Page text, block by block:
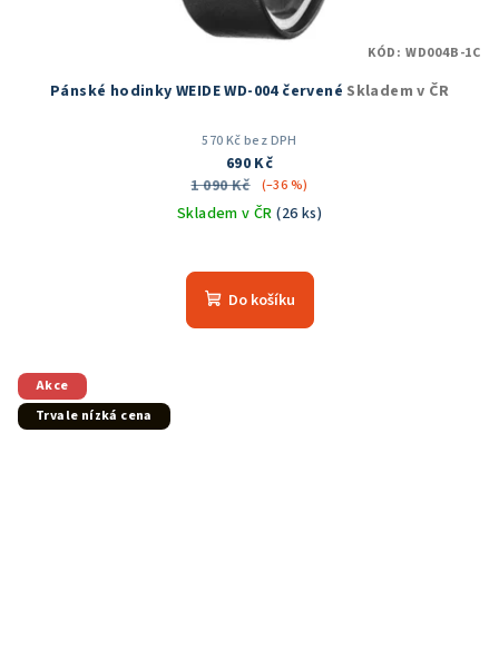
Pánské hodinky WEIDE WD-004 červené Skladem v ČR
570 Kč bez DPH
690 Kč
1 090 Kč
(–36 %)
Skladem v ČR(26 ks)
hodnocení
produktu
Do košíku
KÓD: WD004B-1C
Akce
Trvale nízká cena